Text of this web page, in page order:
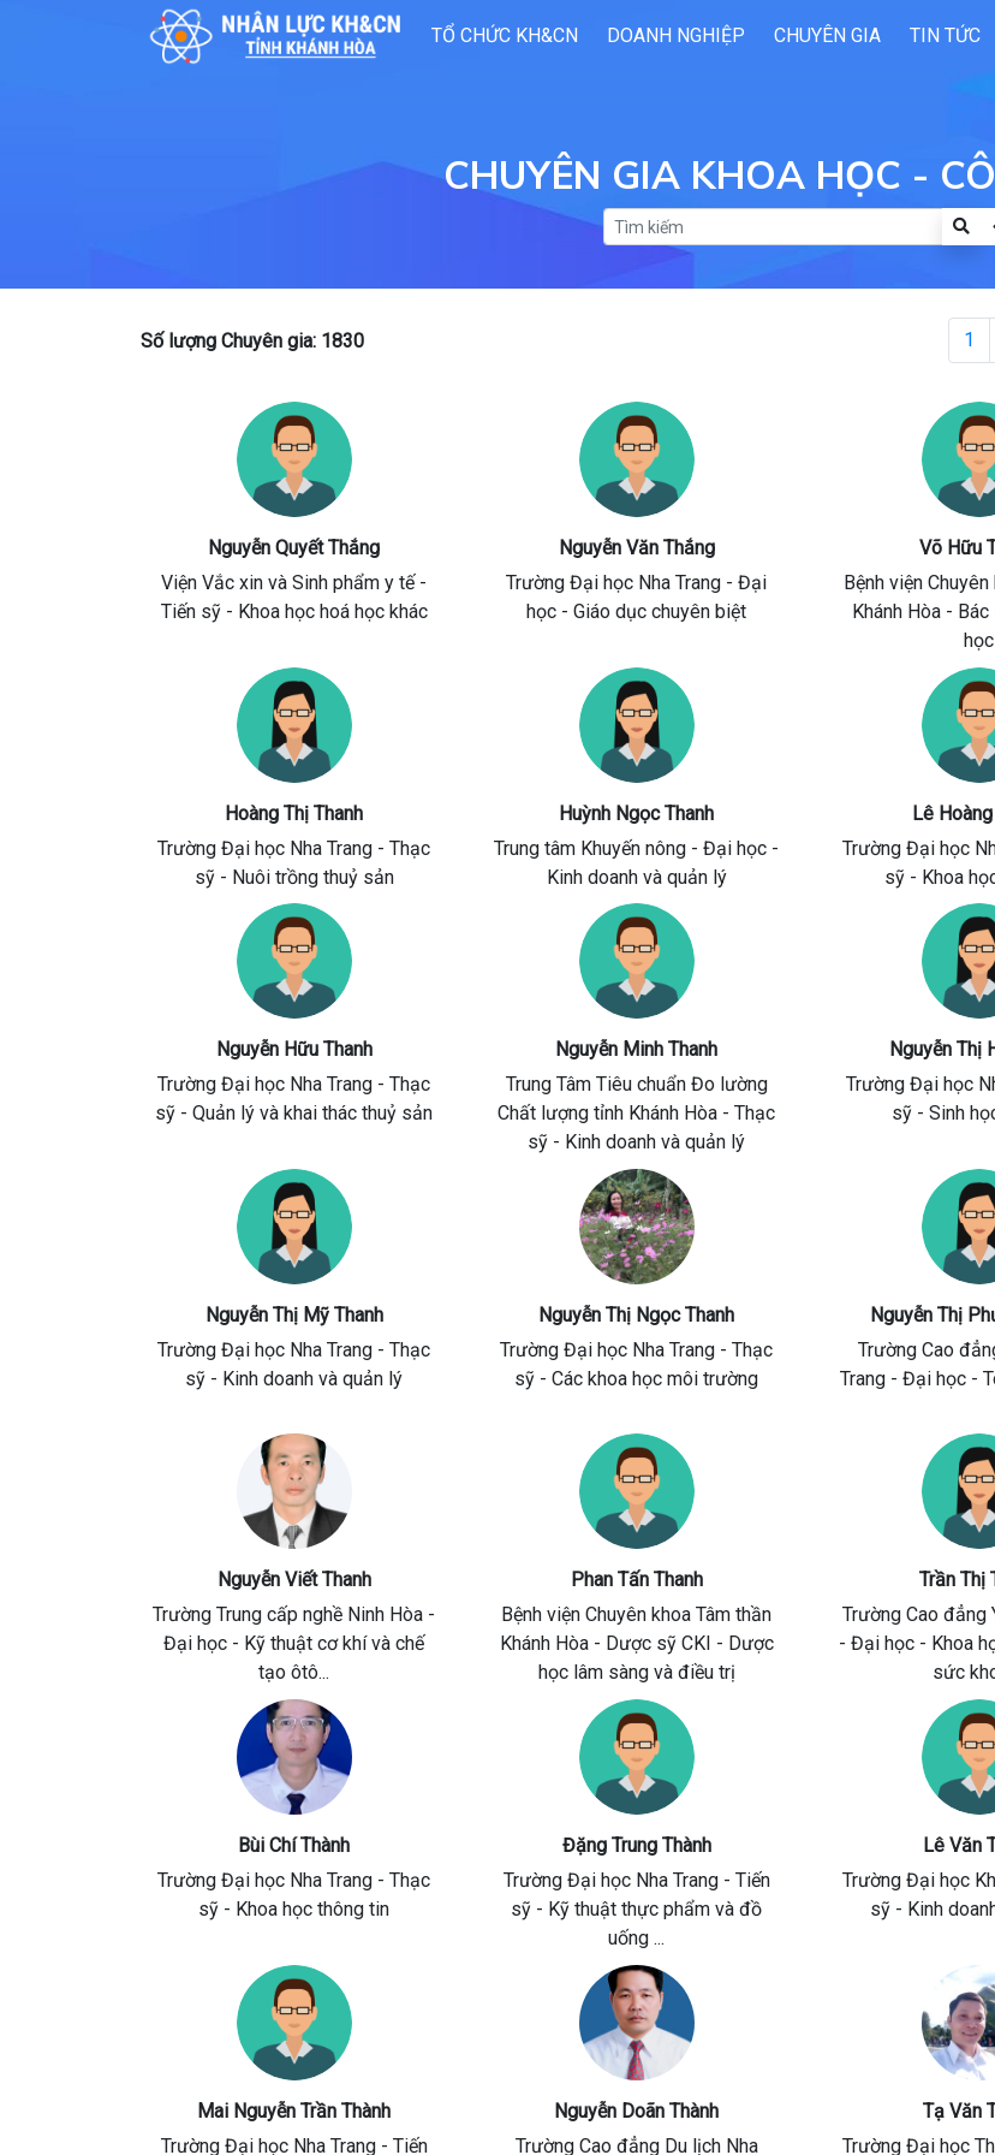
TỔ CHỨC KH&CN DOANH NGHIỆP CHUYÊN GIA TIN TỨC
CHUYÊN GIA KHOA HỌC -
Số lượng Chuyên gia: 1830 1
Nguyễn Quyết Thắng
Viện Vắc xin và Sinh phẩm y tế-
Tiến sỹ - Khoa học hoá học khác
Nguyễn Văn Thắng
Trường Đại học Nha Trang - Đại
học - Giáo dục chuyên biệt
Võ Hữu
Bệnh viện
Khánh Hòa- Bác
học
Hoàng Thị Thanh
Trường Đại học Nha Trang - Thạc
sỹ - Nuôi trồng thuỷ sản
Huỳnh Ngọc Thanh
Trung tâm Khuyến nông - Đại học -
Kinh doanh và quản lý
Lê
Trường Đại học
sỹ - Khoa
Nguyễn Hữu Thanh
Trường Đại học Nha Trang - Thạc
sỹ - Quản lý và khai thác thuỷ sản
Nguyễn Minh Thanh
Trung Tâm Tiêu chuẩn Đo lường
Chất lượng tỉnh Khánh Hòa - Thạc
sỹ - Kinh doanh và quản lý
Nguyễn Thị
Trường Đại học
sỹ - Sinh
Nguyễn Thị Mỹ Thanh
Trường Đại học Nha Trang - Thạc
sỹ - Kinh doanh và quản lý
Nguyễn Thị Ngọc Thanh
Trường Đại học Nha Trang - Thạc
sỹ - Các khoa học môi trường
Nguyễn Thị
Trường Cao
Trang- Đại học -
Nguyễn Viết Thanh
Trường Trung cấp nghề Ninh Hòa -
Đại học - Kỹ thuật cơ khí và chế
tạo ôtô...
Phan Tấn Thanh
Bệnh viện Chuyên khoa Tâm thần
Khánh Hòa- Dược sỹ CKI - Dược
học lâm sàng và điều trị
Trần Thị
Trường Cao đẳng
- Đại học - Khoa
sức
Bùi Chí Thành
Trường Đại học Nha Trang - Thạc
sỹ - Khoa học thông tin
Đặng Trung Thành
Trường Đại học Nha Trang- Tiến
sỹ - Kỹ thuật thực phẩm và đồ
uống ...
Lê Văn
Trường Đại học
sỹ - Kinh
Mai Nguyễn Trần Thành
Trường Đại học Nha Trang- Tiến
Nguyễn Doãn Thành
Trường Cao đẳng Du lịch Nha
Tạ Văn
Trường Đại học